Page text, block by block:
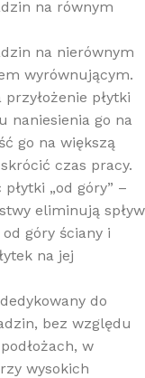
na równym
na nierównym
wyrównującym.
płytki
naniesienia go na
go na większą
czas pracy.
„od góry” –
eliminują spływ
góry ściany i
na jej
do
bez względu
w
wysokich